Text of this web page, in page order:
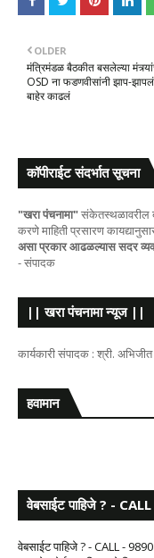
OLDER
मंत्रिमंडळ बैठकीत बसलेल्या
OSD ना फडणवीसांनी झाप-
बाहेर काढलं
कॉपीराईट संदर्भात सूचना
"खरा पंचनामा"संकेतस्थळावरील
करणे माहिती प्रसारण
असा प्रकार आढळल्यास सदर
- संपादक
|| खरा पंचनामा न्यूज ||
कार्यकारी संपादक : श्री.
हवामान
वेबसाईट पाहिजे ? -
वेबसाईट पाहिजे ? - CALL -